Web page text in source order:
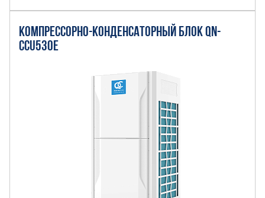
КОМПРЕССОРНО-КОНДЕНСАТОРНЫЙ БЛОК QN-
CCU530E